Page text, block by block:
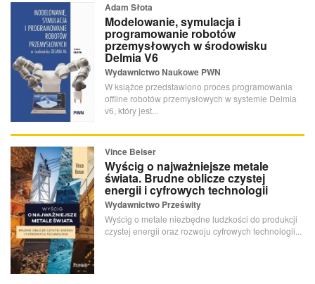
Adam Słota
Modelowanie, symulacja i
programowanie robotów
przemysłowych w środowisku
Delmia V6
Wydawnictwo Naukowe PWN
W książce przedstawiono proces programowania
offline robotów przemysłowych w systemie Delmia
v6, który jest...
Vince Beiser
Wyścig o najważniejsze metale
świata. Brudne oblicze czystej
energii i cyfrowych technologii
Wydawnictwo Prześwity
Wyścig o metale niezbędne ludzkości do produkcji
czystej energii oraz rozwoju cyfrowych technologii...